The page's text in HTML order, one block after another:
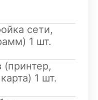
сети,
1 шт.
(принтер,
1 шт.